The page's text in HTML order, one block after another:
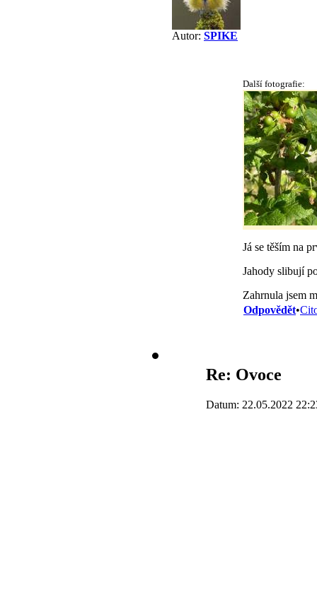
Autor: SPIKE
Další fotografie:
Já se těším na
Jahody slibují
Zahrnula jsem
Odpovědět•
Re: Ovoce
Datum: 22.05.2022